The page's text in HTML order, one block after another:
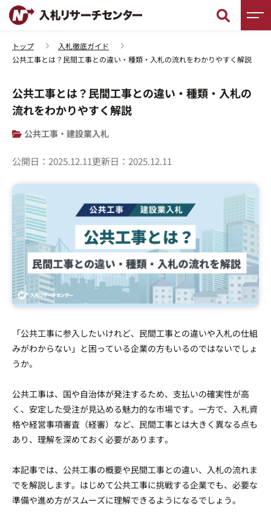
新着情報
調査レポート
入札セミナー
入札無料相談
運営会社 プライバシーポリシー
トップ
入札徹底ガイド
公共工事とは？民間工事との違い・種類・入札の流れをわかりやすく解説
公共工事とは？民間工事との違い・種類・入札の
流れをわかりやすく解説
公共工事・建設業入札
公開日： 2025.12.11更新日： 2025.12.11
「公共工事に参入したいけれど、民間工事との違いや入札の仕組
みがわからない」と困っている企業の方もいるのではないでしょ
うか。
公共工事は、国や自治体が発注するため、支払いの確実性が高
く、安定した受注が見込める魅力的な市場です。一方で、入札資
格や経営事項審査（経審）など、民間工事とは大きく異なる点も
あり、理解を深めておく必要があります。
本記事では、公共工事の概要や民間工事との違い、入札の流れま
でを解説します。はじめて公共工事に挑戦する企業でも、必要な
準備や進め方がスムーズに理解できるようになるでしょう。